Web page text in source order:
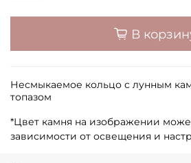
В
Несмыкаемое кольцо с лунным
топазом
*Цвет камня на изображении
зависимости от освещения и